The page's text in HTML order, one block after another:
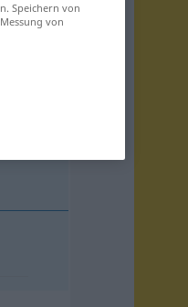
Speichern von
von